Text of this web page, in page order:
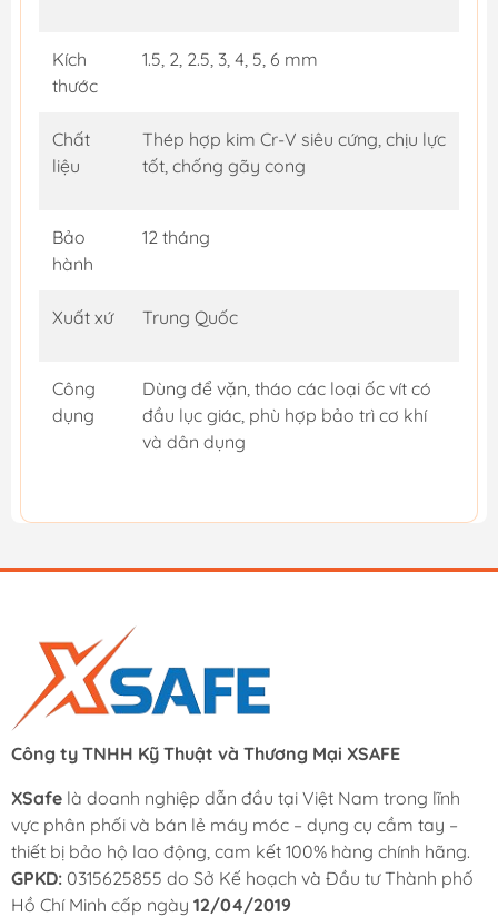
Kích
thước
1.5, 2, 2.5, 3, 4, 5, 6 mm
Chất
liệu
Thép hợp kim Cr-V siêu cứng, chịu lực
tốt, chống gãy cong
Bảo
hành
12 tháng
Xuất xứ Trung Quốc
Công
dụng
Dùng để vặn, tháo các loại ốc vít có
đầu lục giác, phù hợp bảo trì cơ khí
và dân dụng
Công ty TNHH Kỹ Thuật và Thương Mại XSAFE
XSafe là doanh nghiệp dẫn đầu tại Việt Nam trong lĩnh
vực phân phối và bán lẻ máy móc – dụng cụ cầm tay –
thiết bị bảo hộ lao động, cam kết 100% hàng chính hãng.
GPKD: 0315625855 do Sở Kế hoạch và Đầu tư Thành phố
Hồ Chí Minh cấp ngày 12/04/2019